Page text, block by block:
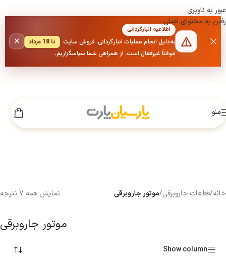
عبور به ناوبری
رفتن به محتوای اصلی
اطلاعیه انبارگردانی
به‌دلیل انجام عملیات انبارگردانی، فروش سایت
تا 18 مرداد
موقتاً غیرفعال است. از همراهی شما سپاسگزاریم.
×
منو
خانه/قطعات جاروبرقی/موتور جاروبرقی نمایش همه 7 نتیجه
موتور جاروبرقی
Show column